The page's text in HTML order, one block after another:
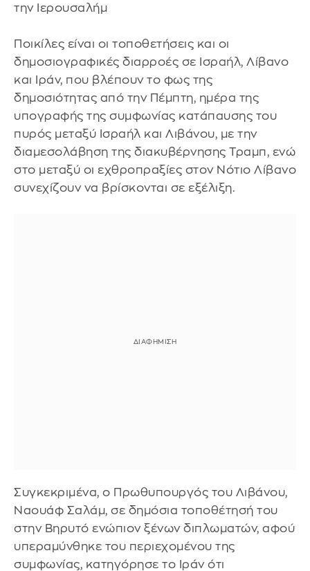
την Ιερουσαλήμ
Ποικίλες είναι οι τοποθετήσεις και οι
δημοσιογραφικές διαρροές σε Ισραήλ, Λίβανο
και Ιράν, που βλέπουν το φως της
δημοσιότητας από την Πέμπτη, ημέρα της
υπογραφής της συμφωνίας κατάπαυσης του
πυρός μεταξύ Ισραήλ και Λιβάνου, με την
διαμεσολάβηση της διακυβέρνησης Τραμπ, ενώ
στο μεταξύ οι εχθροπραξίες στον Νότιο Λίβανο
συνεχίζουν να βρίσκονται σε εξέλιξη.
Συγκεκριμένα, ο Πρωθυπουργός του Λιβάνου,
Ναουάφ Σαλάμ, σε δημόσια τοποθέτησή του
στην Βηρυτό ενώπιον ξένων διπλωματών, αφού
υπεραμύνθηκε του περιεχομένου της
συμφωνίας, κατηγόρησε το Ιράν ότι